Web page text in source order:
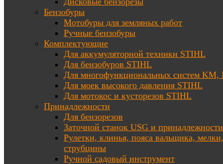
Бензобуры
Мотобуры для земляных работ
Ручные бензобуры
Комплектующие
Для аккумуляторной техники STIHL
Для бензобуров STIHL
Для многофункциональных систем KM,
Для моек высокого давления STIHL
Для мотокос и кусторезов STIHL
Принадлежности
Для бензорезов
Заточной станок USG и принадлежности
Рулетки, клинья, пояса вальщика, мелки,
струбцины
Ручной садовый инструмент